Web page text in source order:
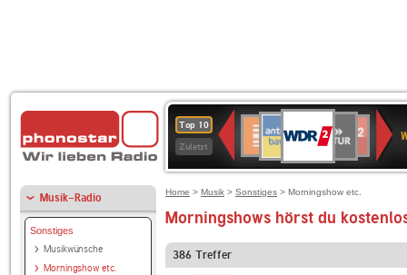
Top 10
Zuletzt
Deutschlandfunk
90er
OLDIE
ANTENNE
4
KLASSIK
Deutschlandfunk
KulturBAYERN
2
Kultur
NDR
2
Musik-Radio
Sonstiges
Musikwünsche
Morningshow etc.
Home > Musik > Sonstiges > Morningshow etc.
Morningshows hörst du
386 Treffer